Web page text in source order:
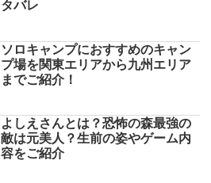
タバレ
ソロキャンプにおすすめのキャン
プ場を関東エリアから九州エリア
までご紹介！
よしえさんとは？恐怖の森最強の
敵は元美人？生前の姿やゲーム内
容をご紹介